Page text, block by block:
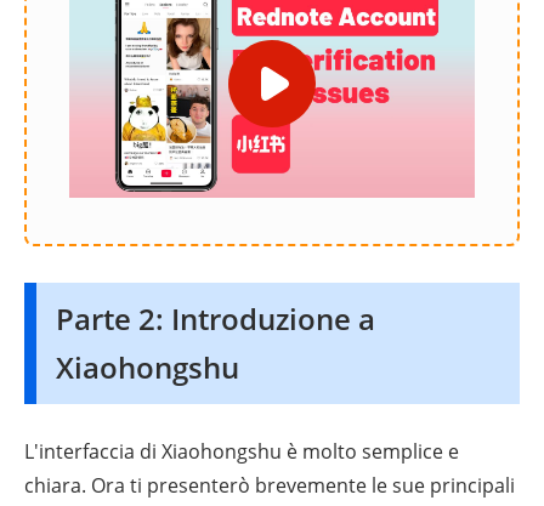
Parte 2: Introduzione a
Xiaohongshu
L'interfaccia di Xiaohongshu è molto semplice e
chiara. Ora ti presenterò brevemente le sue principali